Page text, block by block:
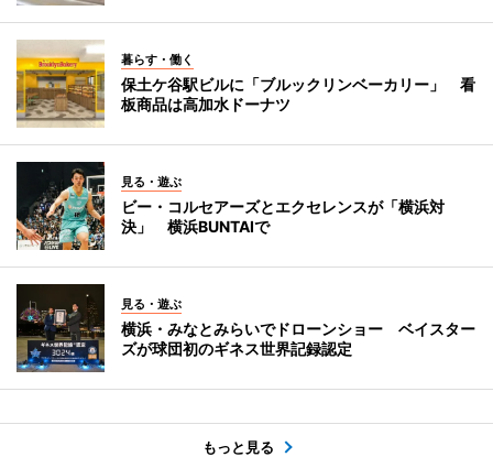
暮らす・働く
保土ケ谷駅ビルに「ブルックリンベーカリー」 看
板商品は高加水ドーナツ
見る・遊ぶ
ビー・コルセアーズとエクセレンスが「横浜対
決」 横浜BUNTAIで
見る・遊ぶ
横浜・みなとみらいでドローンショー ベイスター
ズが球団初のギネス世界記録認定
もっと見る